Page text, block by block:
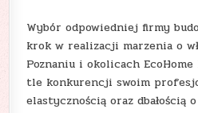
Wybór odpowiedniej firmy
krok w realizacji marzenia o
Poznaniu i okolicach
tle konkurencji swoim
elastycznością oraz dbałością